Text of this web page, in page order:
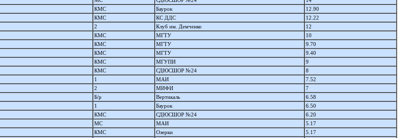
КМС Баурок
12.90
КМС КС ДДС
12.22
2 Клуб им. Демченко
12
КМС МГТУ
10
КМС МГТУ
9.70
КМС МГТУ
9.40
КМС МГУПИ
9
КМС СДЮСШОР №24
8
1 МАИ
7.52
2 МИФИ
7
Б/р Вертикаль
6.58
1 Баурок
6.50
КМС СДЮСШОР №24
6.20
МС МАИ
5.17
КМС Озерки 5.17